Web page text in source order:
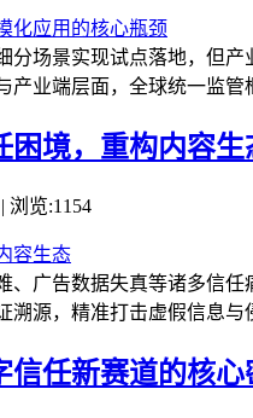
分场景实现试点落地，但
业端层面，全球统一监管
困境，重构内容生
| 浏览:1154
、广告数据失真等诸多信
源，精准打击虚假信息与
信任新赛道的核心